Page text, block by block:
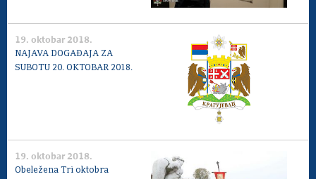
19. oktobar 2018.
NAJAVA DOGAĐAJA ZA
SUBOTU 20. OKTOBAR 2018.
19. oktobar 2018.
Obeležena Tri oktobra